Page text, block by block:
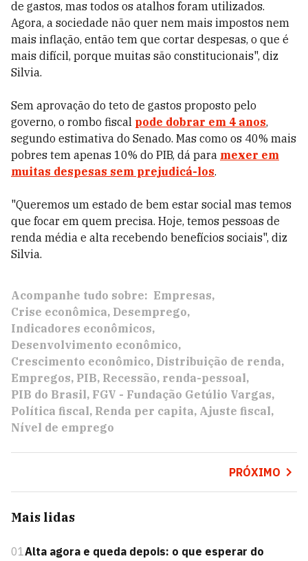
de gastos, mas todos os atalhos foram utilizados.
Agora, a sociedade não quer nem mais impostos nem
mais inflação, então tem que cortar despesas, o que é
mais difícil, porque muitas são constitucionais", diz
Silvia.
Sem aprovação do teto de gastos proposto pelo
governo, o rombo fiscal pode dobrar em 4 anos,
segundo estimativa do Senado. Mas como os 40% mais
pobres tem apenas 10% do PIB, dá para mexer em
muitas despesas sem prejudicá-los.
"Queremos um estado de bem estar social mas temos
que focar em quem precisa. Hoje, temos pessoas de
renda média e alta recebendo benefícios sociais", diz
Silvia.
Acompanhe tudo sobre: Empresas
Crise econômica Desemprego
Indicadores econômicos
Desenvolvimento econômico
Crescimento econômico Distribuição de renda
Empregos PIB Recessão renda-pessoal
PIB do Brasil FGV - Fundação Getúlio Vargas
Política fiscal Renda per capita Ajuste fiscal
Nível de emprego
PRÓXIMO
Mais lidas
01Alta agora e queda depois: o que esperar do